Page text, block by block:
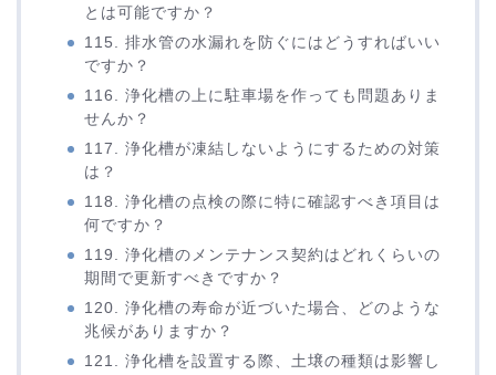
とは可能ですか？
115. 排水管の水漏れを防ぐにはどうすればいい
ですか？
116. 浄化槽の上に駐車場を作っても問題ありま
せんか？
117. 浄化槽が凍結しないようにするための対策
は？
118. 浄化槽の点検の際に特に確認すべき項目は
何ですか？
119. 浄化槽のメンテナンス契約はどれくらいの
期間で更新すべきですか？
120. 浄化槽の寿命が近づいた場合、どのような
兆候がありますか？
121. 浄化槽を設置する際、土壌の種類は影響し